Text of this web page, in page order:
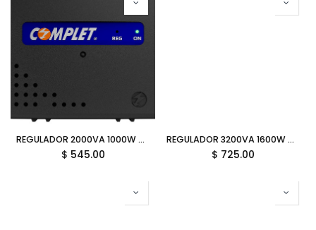
REGULADOR 2000VA 1000W COMPLET RPLUS 2000 ERV-6-012 8C 11M DE GARANTIA
$ 545.00
REGULADOR 3200VA 1600W COMPLET RPLUS 3200 ERV-6-013 8C 11M DE GARANTIA
$ 725.00